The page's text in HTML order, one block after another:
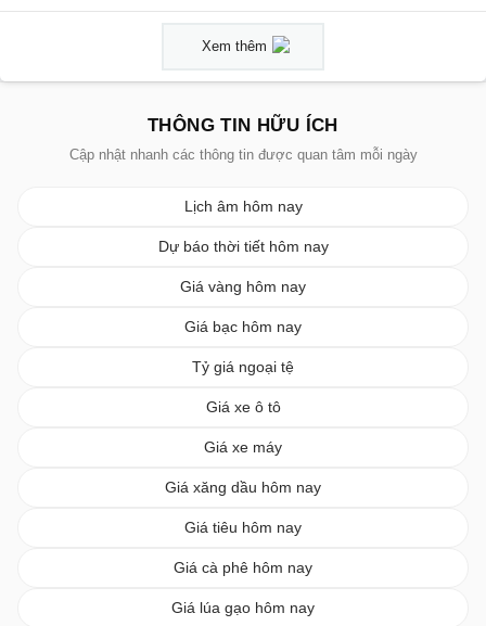
Xem thêm
THÔNG TIN HỮU ÍCH
Cập nhật nhanh các thông tin được quan tâm mỗi ngày
Lịch âm hôm nay
Dự báo thời tiết hôm nay
Giá vàng hôm nay
Giá bạc hôm nay
Tỷ giá ngoại tệ
Giá xe ô tô
Giá xe máy
Giá xăng dầu hôm nay
Giá tiêu hôm nay
Giá cà phê hôm nay
Giá lúa gạo hôm nay